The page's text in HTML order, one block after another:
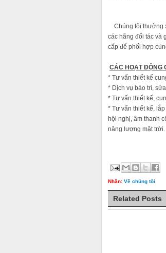
Chúng tôi thường
các hãng đối tác và
cấp để phối hợp
CÁC HOẠT ĐỘNG
* Tư vấn thiết kế
* Dịch vụ bảo trì,
* Tư vấn thiết kế,
* Tư vấn thiết kế,
hội nghị, âm thanh
năng lượng mặt
Nhãn: Về chúng tôi
Related Posts